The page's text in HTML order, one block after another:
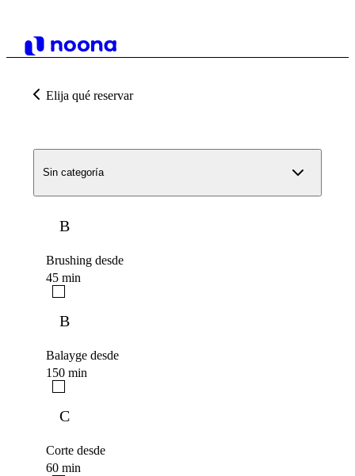
Elija qué reservar
Sin categoría
B
Brushing desde
45 min
B
Balayge desde
150 min
C
Corte desde
60 min